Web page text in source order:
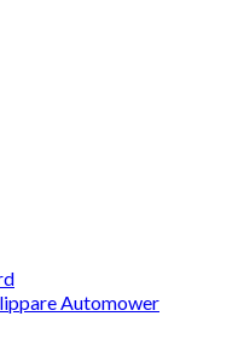
Automower